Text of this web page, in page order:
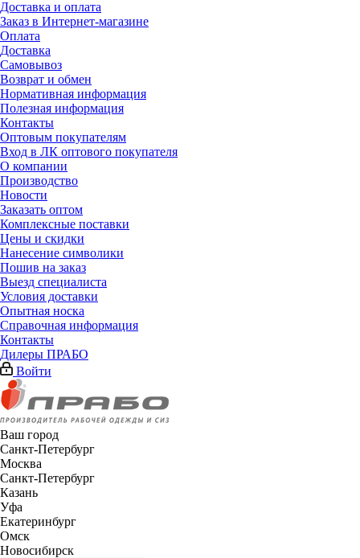
Доставка и оплата
Заказ в Интернет-магазине
Оплата
Доставка
Самовывоз
Возврат и обмен
Нормативная информация
Полезная информация
Контакты
Оптовым покупателям
Вход в ЛК оптового покупателя
О компании
Производство
Новости
Заказать оптом
Комплексные поставки
Цены и скидки
Нанесение символики
Пошив на заказ
Выезд специалиста
Условия доставки
Опытная носка
Справочная информация
Контакты
Дилеры ПРАБО
Войти
Ваш город
Санкт-Петербург
Москва
Санкт-Петербург
Казань
Уфа
Екатеринбург
Омск
Новосибирск